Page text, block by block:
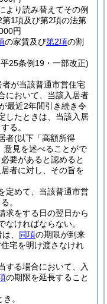
より読み替えてその例
1項及び第2項の法第
円
の家賃及び第2項の割
25条例19・一部改正)
が当該普通市営住宅
において、当該入居者
最近2年間引き続き令
したときは、当該入居
る。
者(以下「高額所得
意見を述べることがで
要があると認めると
者に対し、その旨を
定めて、当該普通市営
。
求をする日の翌日から
ければならない。
、 同項の期限が到来
宅を明け渡さなけれ
する場合において、入
の期限を延長すること
。